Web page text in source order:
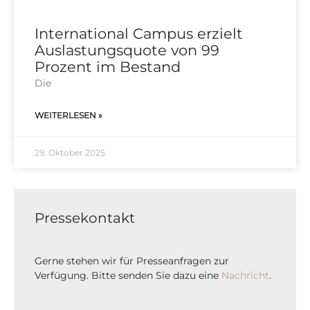
International Campus erzielt
Auslastungsquote von 99
Prozent im Bestand
Die
WEITERLESEN »
29. Oktober 2025
Pressekontakt
Gerne stehen wir für Presseanfragen zur
Verfügung. Bitte senden Sie dazu eine Nachricht.